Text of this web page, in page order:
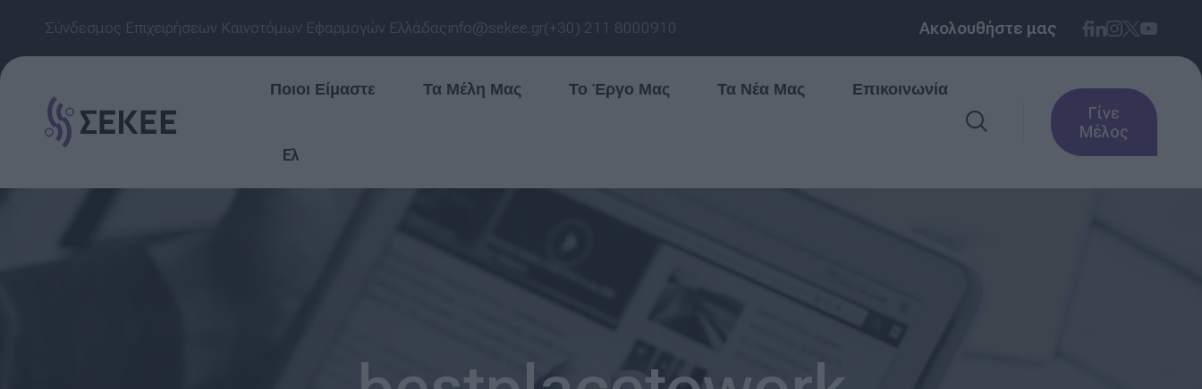
Σύνδεσμος Επιχειρήσεων Καινοτόμων Εφαρμογών Ελλάδαςinfo@sekee.gr(+30) 211 8000910 Ακολουθήστε μας
Ποιοι Είμαστε Τα Μέλη Μας Το Έργο Μας Τα Νέα Μας Επικοινωνία
Ελ
Γίνε
Μέλος